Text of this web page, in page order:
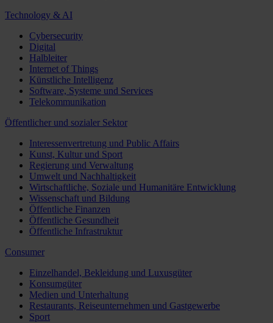
Technology & AI
Cybersecurity
Digital
Halbleiter
Internet of Things
Künstliche Intelligenz
Software, Systeme und Services
Telekommunikation
Öffentlicher und sozialer Sektor
Interessenvertretung und Public Affairs
Kunst, Kultur und Sport
Regierung und Verwaltung
Umwelt und Nachhaltigkeit
Wirtschaftliche, Soziale und Humanitäre Entwicklung
Wissenschaft und Bildung
Öffentliche Finanzen
Öffentliche Gesundheit
Öffentliche Infrastruktur
Consumer
Einzelhandel, Bekleidung und Luxusgüter
Konsumgüter
Medien und Unterhaltung
Restaurants, Reiseunternehmen und Gastgewerbe
Sport